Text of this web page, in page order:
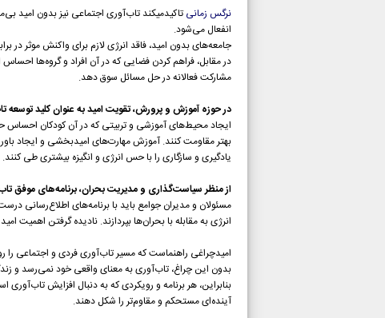
نرگس زمانی تاکیدمیکند تاب‌آوری اجتماعی نیز بدون امید
انفعال می‌شود.
جامعه‌های بدون امید، فاقد انرژی لازم برای واکنش موثر در
در مقابل، فراهم کردن فضایی که در آن افراد و گروه‌ها
مشارکت فعالانه در حل مسائل سوق دهد.
در حوزه آموزش و پرورش، تقویت امید به عنوان کلید توسعه
ایجاد محیط‌های آموزشی و تربیتی که در آن کودکان احساس
بهتر مقاومت کنند. آموزش مهارت‌های امیدبخشی و ایجاد
یادگیری و سازگاری را با حس انرژی و انگیزه بیشتری طی کنند.
از منظر سیاست‌گذاری و مدیریت بحران، برنامه‌های موفق
مسئولان و مدیران جوامع باید با برنامه‌های اطلاع‌رسانی
انرژی به مقابله با بحران‌ها بپردازند. نادیده گرفتن
امیدچراغی راهنماست که مسیر تاب‌آوری فردی و اجتماعی
بدون این چراغ، تاب‌آوری به معنای واقعی خود نمی‌رسد و
بنابراین، هر برنامه و رویکردی که به دنبال افزایش تاب‌آوری
آینده‌ای مستحکم و مقاوم‌تر را شکل دهند.